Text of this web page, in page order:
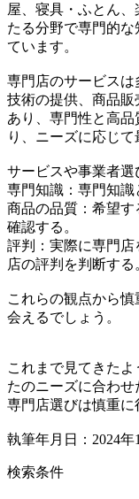
屋、寝具・ふとん
たる分野で専門的
ています。
専門店のサービスは
技術の提供、商品
あり、専門性と高
り、ニーズに応じて
サービスや事業者選
専門知識：専門知識
商品の品質：希望
確認する。
評判：実際に専門店
店の評判を判断する
これらの観点から
会えるでしょう。
これまで見てきた
たのニーズに合わせ
専門店選びは慎重に
執筆年月日：2024年
検索条件